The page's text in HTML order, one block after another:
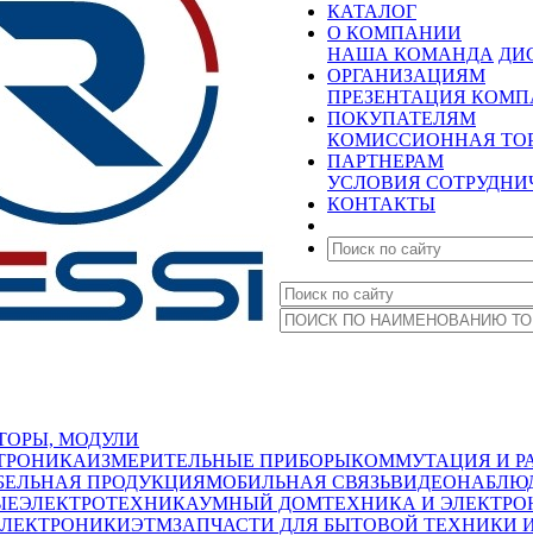
КАТАЛОГ
О КОМПАНИИ
НАША КОМАНДА
ОРГАНИЗАЦИЯМ
ПРЕЗЕНТАЦИЯ
ПОКУПАТЕЛЯМ
КОМИССИОННАЯ
ПАРТНЕРАМ
УСЛОВИЯ
КОНТАКТЫ
МОДУЛИ
ИЗМЕРИТЕЛЬНЫЕ ПРИБОРЫКОММУТАЦИЯ И
ПРОДУКЦИЯМОБИЛЬНАЯ СВЯЗЬ
ЭЛЕКТРОТЕХНИКАУМНЫЙ ДОМТЕХНИКА И
ЭТМЗАПЧАСТИ ДЛЯ БЫТОВОЙ ТЕХНИКИ